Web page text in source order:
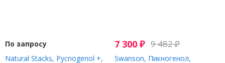
По запросу
Natural Stacks, Pycnogenol +,
7 300₽ 9 482₽
Swanson, Пикногенол,